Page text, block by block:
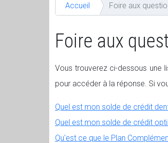
Accueil Foire aux
Foire aux
Vous trouverez ci-dessous une
pour accéder à la réponse. Si
Quel est mon solde de crédit
Quel est mon solde de crédit
Qu'est ce que le Plan